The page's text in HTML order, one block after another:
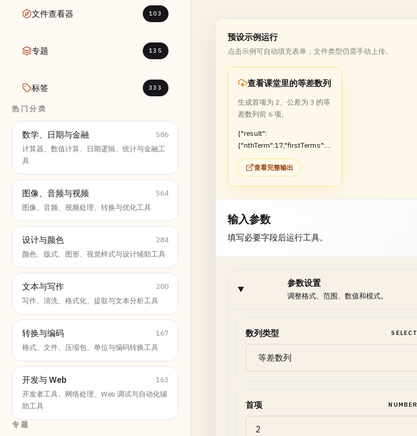
文件查看器 103
专题 135
标签 333
热门分类
数学、日期与金融
586
计算器、数值计算、日期逻辑、统计与金融工
具
图像、音频与视频
564
图像、音频、视频处理、转换与优化工具
设计与颜色
284
颜色、版式、图形、视觉样式与设计辅助工具
文本与写作
200
写作、清洗、格式化、提取与文本分析工具
转换与编码
167
格式、文件、压缩包、单位与编码转换工具
开发与 Web
163
开发者工具、网络处理、Web 调试与自动化辅
助工具
专题
预设示例运行
点击示例可自动填充表单；文件类型仍需手动上传。
查看课堂里的等差数列
生成首项为 2、公差为 3 的等
差数列前 6 项。
{"result":
{"nthTerm":17,"firstTerms":
[2,5,8,11,14,17],"sumOfTer
ms":57}}查看完整输出
输入参数
填写必要字段后运行工具。
参数设置
调整格式、范围、数值和模式。
数列类型 SELECT
首项 NUMBER